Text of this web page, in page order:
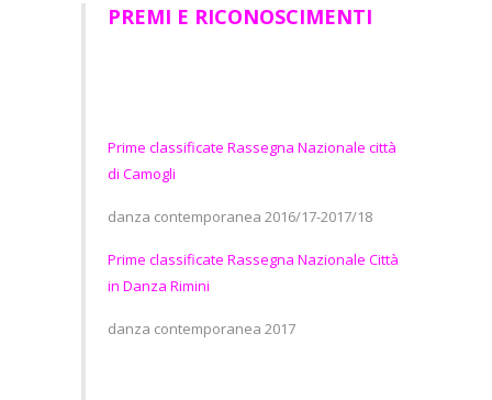
PREMI E RICONOSCIMENTI
Prime classificate Rassegna Nazionale città
di Camogli
danza contemporanea 2016/17-2017/18
Prime classificate Rassegna Nazionale Città
in Danza Rimini
danza contemporanea 2017